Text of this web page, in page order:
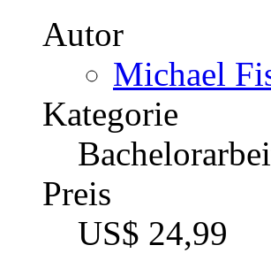
Autor
Michael
Kategorie
Preis
US$ 24,99